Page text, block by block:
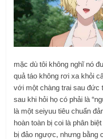
mặc dù tôi không nghĩ nó
quả táo không rơi xa khỏi
với một chàng trai sau đức
sau khi hỏi họ có phải là
là một seiyuu tiêu chuẩn
hoàn toàn bị coi là phân
bị đảo ngược, nhưng bằng